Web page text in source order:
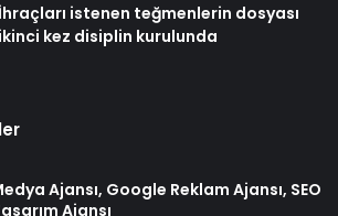
İhraçları istenen teğmenlerin dosyası
ikinci kez disiplin kurulunda
Ajansı, Google Reklam Ajansı, SEO
Ajansı